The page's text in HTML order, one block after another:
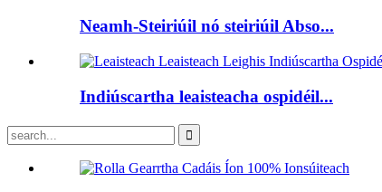
Neamh-Steiriúil nó steiriúil Abso...
Indiúscartha leaisteacha ospidéil...